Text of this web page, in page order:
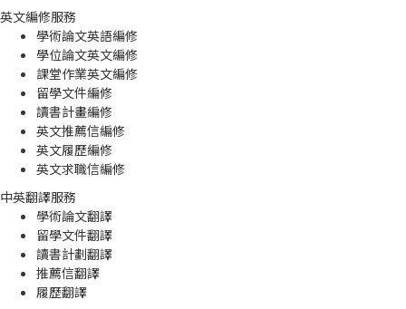
英文編修服務
學術論文英語編修
學位論文英文編修
課堂作業英文編修
留學文件編修
讀書計畫編修
英文推薦信編修
英文履歷編修
英文求職信編修
中英翻譯服務
學術論文翻譯
留學文件翻譯
讀書計劃翻譯
推薦信翻譯
履歷翻譯